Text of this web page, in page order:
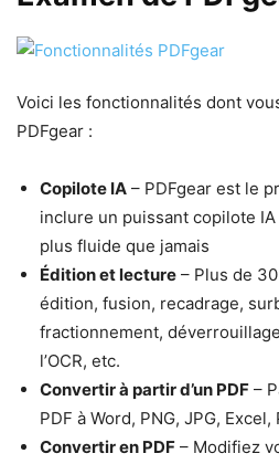
Voici les fonctionnalités dont
PDFgear :
Copilote IA – PDFgear est le
inclure un puissant copilote
plus fluide que jamais
Édition et lecture – Plus de
édition, fusion, recadrage,
fractionnement,
l’OCR, etc.
Convertir à partir d’un PDF –
PDF à Word, PNG, JPG, Excel,
Convertir en PDF – Modifiez